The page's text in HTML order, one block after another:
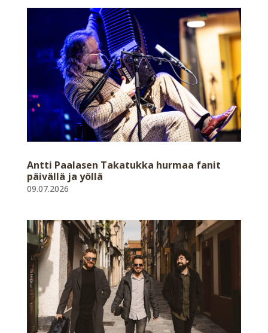
Antti Paalasen Takatukka hurmaa fanit
päivällä ja yöllä
09.07.2026